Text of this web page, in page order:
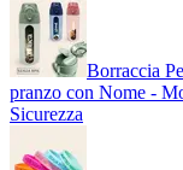
Borraccia
pranzo con Nome -
Sicurezza